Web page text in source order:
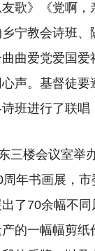
歌》《党啊
宁教会诗班
曲爱党爱国
声。基督徒
班进行了联唱
三楼会议室举
年书画展，
了70余幅不
的一幅幅剪